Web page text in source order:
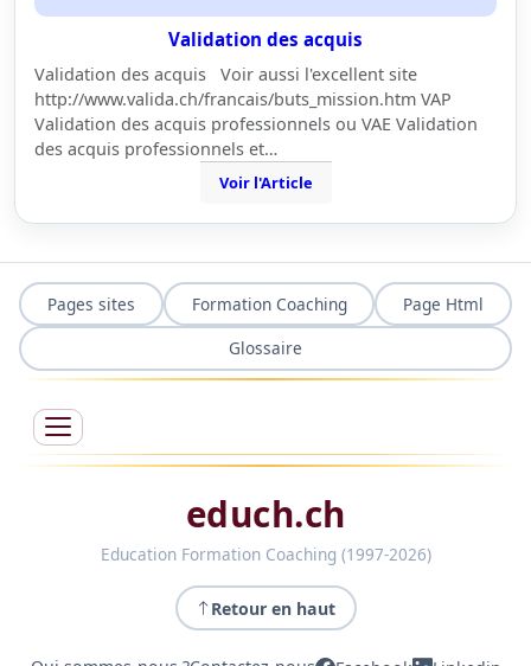
Validation des acquis
Validation des acquis Voir aussi l'excellent site
http://www.valida.ch/francais/buts_mission.htm VAP
Validation des acquis professionnels ou VAE Validation
des acquis professionnels et…
Voir l'Article
Pages sites Formation Coaching
Page Html
Glossaire
educh.ch
Education Formation Coaching (1997-2026)
Retour en haut